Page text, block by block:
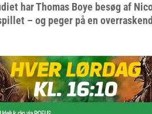
har Thomas Boye besøg af
– og peger på en